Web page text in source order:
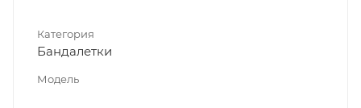
Категория
Бандалетки
Модель